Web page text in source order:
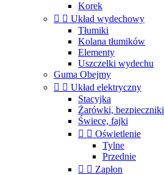
Korek
  Układ wydechowy
Tłumiki
Kolana tłumików
Elementy
Uszczelki wydechu
Guma Obejmy
  Układ elektryczny
Stacyjka
Żarówki, bezpieczniki
Świece, fajki
  Oświetlenie
Tylne
Przednie
  Zapłon